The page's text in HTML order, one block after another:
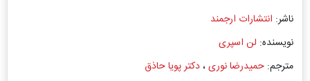
ناشر: انتشارات ارجمند
نویسنده: لن اسپری
مترجم: حمیدرضا نوری،دکتر پویا حاذق